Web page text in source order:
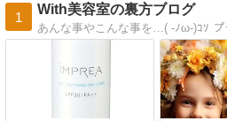
1
With美容室の裏方ブログ